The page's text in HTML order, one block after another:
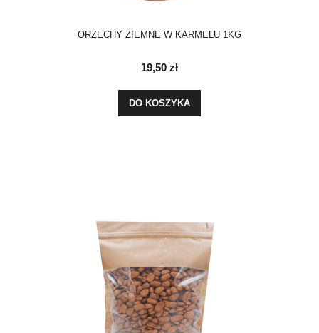
ORZECHY ZIEMNE W KARMELU 1KG
19,50 zł
DO KOSZYKA